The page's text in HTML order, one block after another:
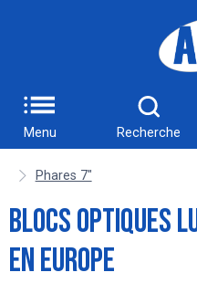
Menu Recherche
Phares 7"
Blocs Optiques
en Europe